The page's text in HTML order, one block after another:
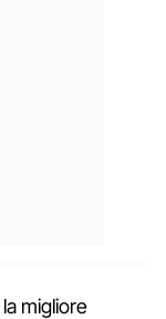
la migliore